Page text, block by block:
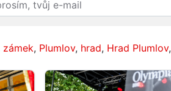
zámek, Plumlov, hrad, Hrad Plumlov,